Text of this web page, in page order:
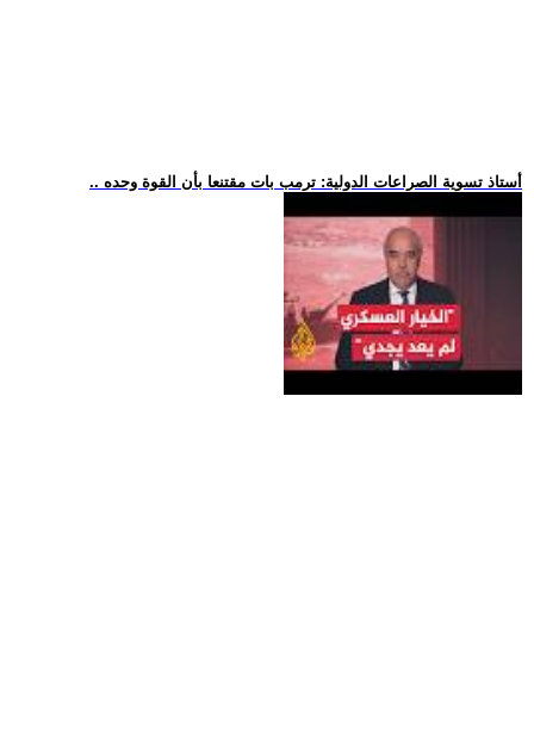
.. أستاذ تسوية الصراعات الدولية: ترمب بات مقتنعا بأن القوة وحده